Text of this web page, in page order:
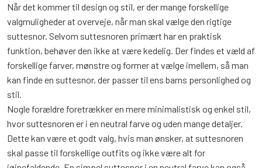
Når det kommer til design og stil, er der mange forskellige
valgmuligheder at overveje, når man skal vælge den rigtige
suttesnor. Selvom suttesnoren primært har en praktisk
funktion, behøver den ikke at være kedelig. Der findes et væld af
forskellige farver, mønstre og former at vælge imellem, så man
kan finde en suttesnor, der passer til ens barns personlighed og
stil.
Nogle forældre foretrækker en mere minimalistisk og enkel stil,
hvor suttesnoren er i en neutral farve og uden mange detaljer.
Dette kan være et godt valg, hvis man ønsker, at suttesnoren
skal passe til forskellige outfits og ikke være alt for